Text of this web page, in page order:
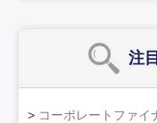
注
コーポレートファイ